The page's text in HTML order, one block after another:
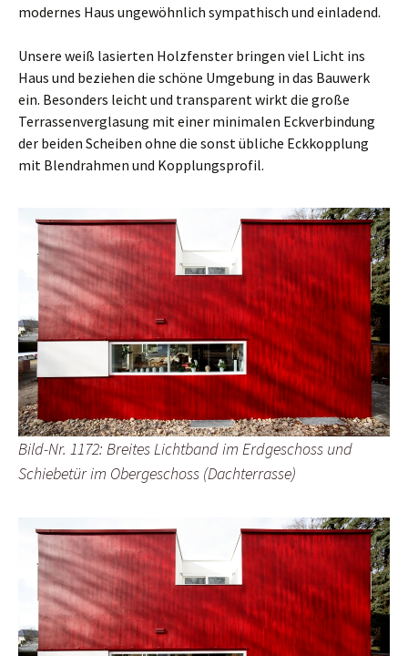
modernes Haus ungewöhnlich sympathisch und einladend.
Unsere weiß lasierten Holzfenster bringen viel Licht ins
Haus und beziehen die schöne Umgebung in das Bauwerk
ein. Besonders leicht und transparent wirkt die große
Terrassenverglasung mit einer minimalen Eckverbindung
der beiden Scheiben ohne die sonst übliche Eckkopplung
mit Blendrahmen und Kopplungsprofil.
Bild-Nr. 1172: Breites Lichtband im Erdgeschoss und
Schiebetür im Obergeschoss (Dachterrasse)